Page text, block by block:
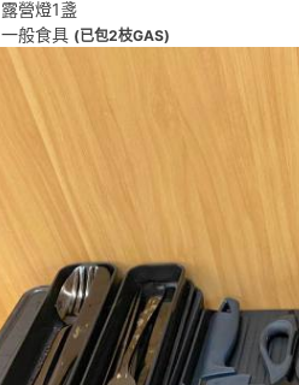
露營燈1盞
一般食具 (已包2枝GAS)